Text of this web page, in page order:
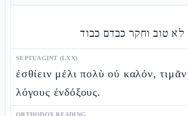
טוב וחקר כבדם כבוד
SEPTUAGINT (LXX)
ἐσθίειν μέλι πολὺ οὐ καλόν,
λόγους ἐνδόξους.
ORTHODOX READING